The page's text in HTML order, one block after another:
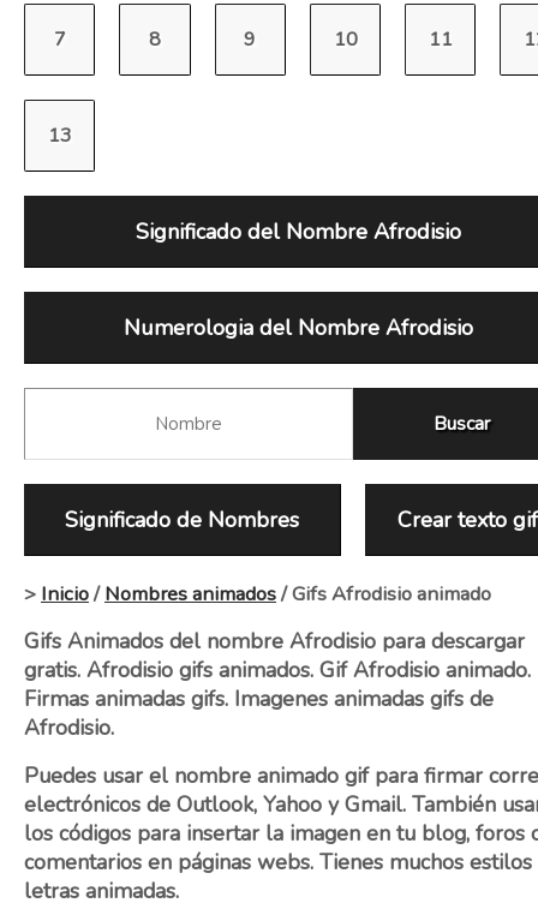
Significado del Nombre Afrodisio
Numerologia del Nombre Afrodisio
Significado de Nombres Crear texto gif
> Inicio/Nombres animados/ Gifs Afrodisio animado
Gifs Animados del nombre Afrodisio para descargar
gratis. Afrodisio gifs animados. Gif Afrodisio animado.
Firmas animadas gifs. Imagenes animadas gifs de
Afrodisio.
Puedes usar el nombre animado gif para firmar
electrónicos de Outlook, Yahoo y Gmail. También
los códigos para insertar la imagen en tu blog, foros
comentarios en páginas webs. Tienes muchos estilos
letras animadas.